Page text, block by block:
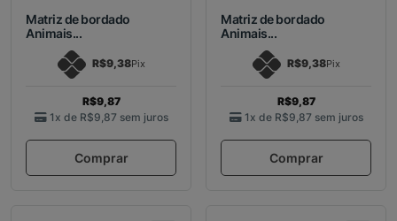
Matriz de bordado
Animais...
R$9,38Pix
R$9,87
1x de R$9,87 sem juros
Comprar
Matriz de bordado
Animais...
R$9,38Pix
R$9,87
1x de R$9,87 sem juros
Comprar